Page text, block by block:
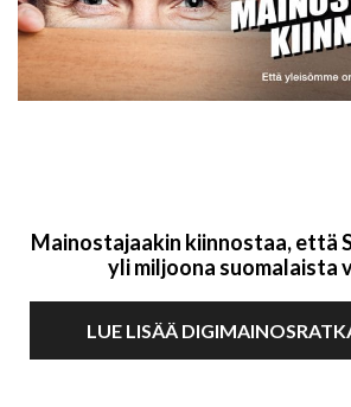
Mainostajaakin kiinnostaa, että
yli miljoona suomalaista
LUE LISÄÄ